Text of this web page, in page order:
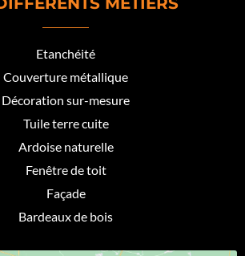
Etanchéité
Couverture métallique
Décoration sur-mesure
Tuile terre cuite
Ardoise naturelle
Fenêtre de toit
Façade
Bardeaux de bois